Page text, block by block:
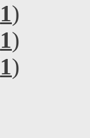
1)
1)
1)